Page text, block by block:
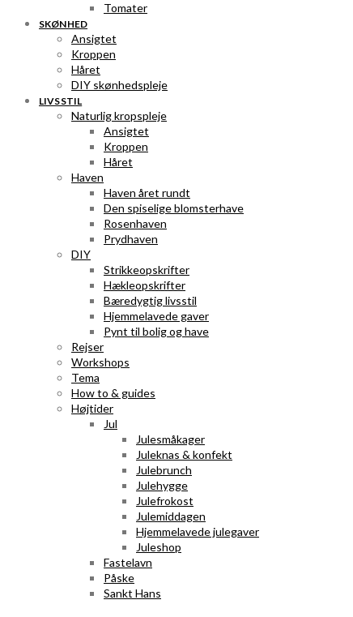
Tomater
SKØNHED
Ansigtet
Kroppen
Håret
DIY skønhedspleje
LIVSSTIL
Naturlig kropspleje
Ansigtet
Kroppen
Håret
Haven
Haven året rundt
Den spiselige blomsterhave
Rosenhaven
Prydhaven
DIY
Strikkeopskrifter
Hækleopskrifter
Bæredygtig livsstil
Hjemmelavede gaver
Pynt til bolig og have
Rejser
Workshops
Tema
How to & guides
Højtider
Jul
Julesmåkager
Juleknas & konfekt
Julebrunch
Julehygge
Julefrokost
Julemiddagen
Hjemmelavede julegaver
Juleshop
Fastelavn
Påske
Sankt Hans